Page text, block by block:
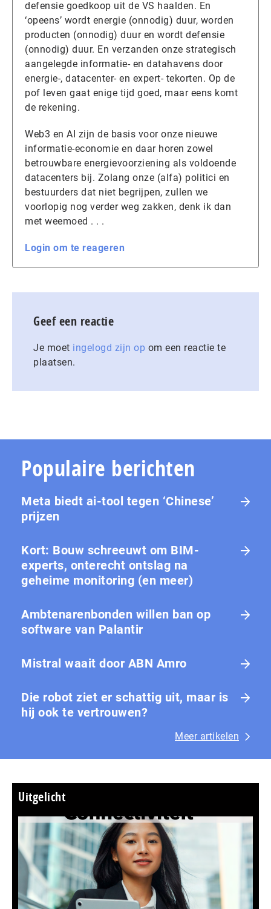
defensie goedkoop uit de VS haalden. En
‘opeens’ wordt energie (onnodig) duur, worden
producten (onnodig) duur en wordt defensie
(onnodig) duur. En verzanden onze strategisch
aangelegde informatie- en datahavens door
energie-, datacenter- en expert- tekorten. Op de
pof leven gaat enige tijd goed, maar eens komt
de rekening.
Web3 en AI zijn de basis voor onze nieuwe
informatie-economie en daar horen zowel
betrouwbare energievoorziening als voldoende
datacenters bij. Zolang onze (alfa) politici en
bestuurders dat niet begrijpen, zullen we
voorlopig nog verder weg zakken, denk ik dan
met weemoed . . .
Login om te reageren
Geef een reactie
Je moet ingelogd zijn op om een reactie te
plaatsen.
Populaire berichten
Meta biedt ai-tool tegen ‘Chinese’
prijzen
Kort: Bouw schreeuwt om BIM-
experts, onterecht ontslag na
geheime monitoring (en meer)
Ambtenarenbonden willen ban op
software van Palantir
Mistral waait door ABN Amro
Die robot ziet er schattig uit, maar is
hij ook te vertrouwen?
Meer artikelen
Uitgelicht